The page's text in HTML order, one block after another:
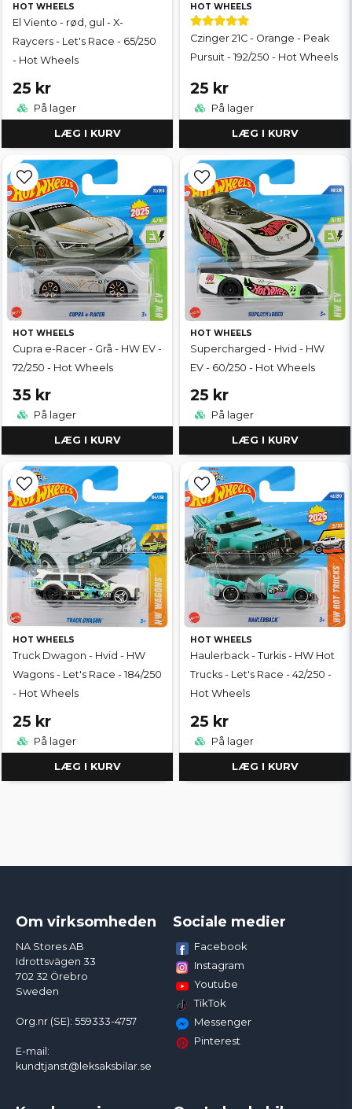
HOT WHEELS
El Viento - rød, gul - X-
Raycers - Let's Race - 65/250
- Hot Wheels
25 kr
På lager
LÆG I KURV
HOT WHEELS
Czinger 21C - Orange - Peak
Pursuit - 192/250 - Hot Wheels
25 kr
På lager
LÆG I KURV
HOT WHEELS
Cupra e-Racer - Grå - HW EV -
72/250 - Hot Wheels
35 kr
På lager
LÆG I KURV
HOT WHEELS
Supercharged - Hvid - HW
EV - 60/250 - Hot Wheels
25 kr
På lager
LÆG I KURV
HOT WHEELS
Truck Dwagon - Hvid - HW
Wagons - Let's Race - 184/250
- Hot Wheels
25 kr
På lager
LÆG I KURV
HOT WHEELS
Haulerback - Turkis - HW Hot
Trucks - Let's Race - 42/250 -
Hot Wheels
25 kr
På lager
LÆG I KURV
Om virksomheden
NA Stores AB
Idrottsvägen 33
702 32 Örebro
Sweden
Org.nr (SE): 559333-4757
E-mail:
kundtjanst@leksaksbilar.se
Sociale medier
Facebook
Instagram
Youtube
TikTok
Messenger
Pinterest